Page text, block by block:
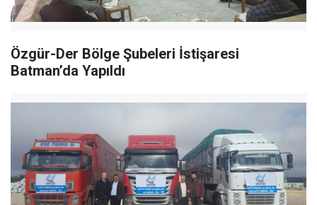
Özgür-Der Bölge Şubeleri İstişaresi
Batman’da Yapıldı